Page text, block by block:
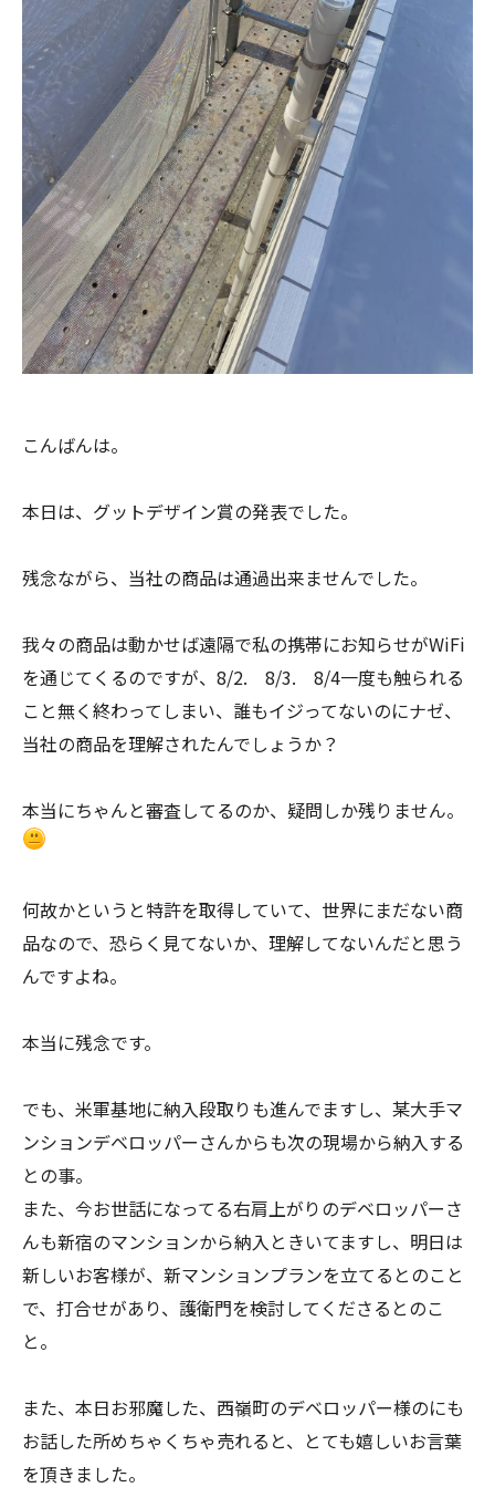
こんばんは。
本日は、グットデザイン賞の発表でした。
残念ながら、当社の商品は通過出来ませんでした。
我々の商品は動かせば遠隔で私の携帯にお知らせがWiFi
を通じてくるのですが、8/2. 8/3. 8/4一度も触られる
こと無く終わってしまい、誰もイジってないのにナゼ、
当社の商品を理解されたんでしょうか？
本当にちゃんと審査してるのか、疑問しか残りません。
何故かというと特許を取得していて、世界にまだない商
品なので、恐らく見てないか、理解してないんだと思う
んですよね。
本当に残念です。
でも、米軍基地に納入段取りも進んでますし、某大手マ
ンションデベロッパーさんからも次の現場から納入する
との事。
また、今お世話になってる右肩上がりのデベロッパーさ
んも新宿のマンションから納入ときいてますし、明日は
新しいお客様が、新マンションプランを立てるとのこと
で、打合せがあり、護衛門を検討してくださるとのこ
と。
また、本日お邪魔した、西嶺町のデベロッパー様のにも
お話した所めちゃくちゃ売れると、とても嬉しいお言葉
を頂きました。